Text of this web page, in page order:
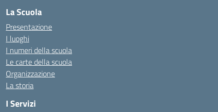
La Scuola
Presentazione
I luoghi
I numeri della scuola
Le carte della scuola
Organizzazione
La storia
I Servizi